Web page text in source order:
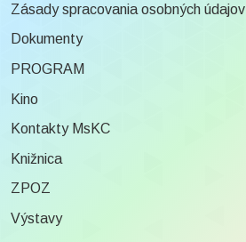
Zásady spracovania osobných údajov
Dokumenty
PROGRAM
Kino
Kontakty MsKC
Knižnica
ZPOZ
Výstavy